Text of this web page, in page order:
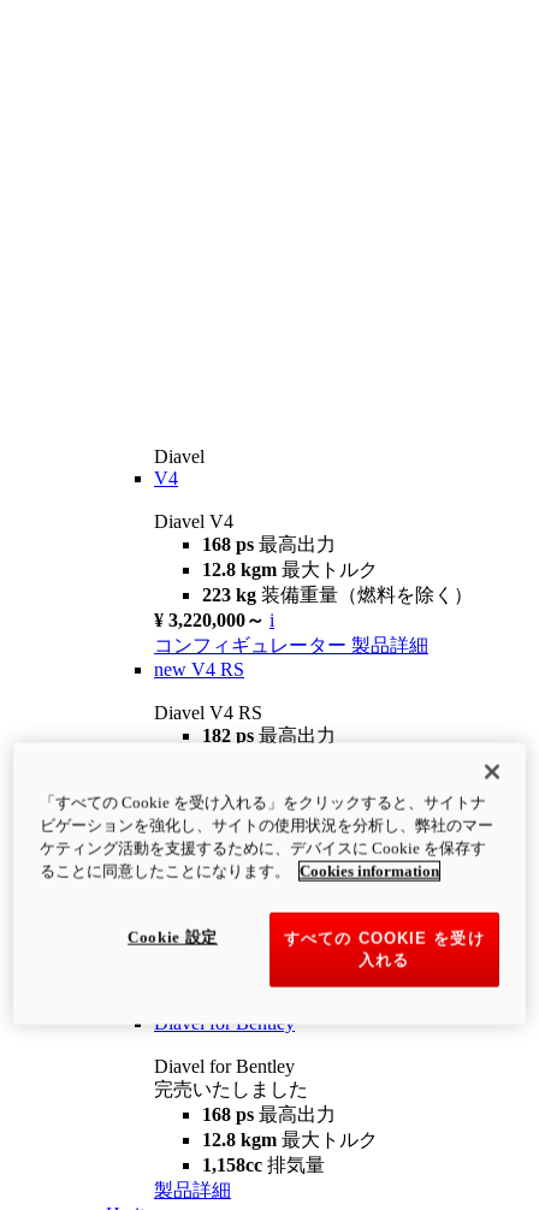
Diavel
V4
Diavel V4
168 ps 最高出力
12.8 kgm 最大トルク
223 kg 装備重量（燃料を除く）
¥ 3,220,000～ i
コンフィギュレーター 製品詳細
new V4 RS
Diavel V4 RS
182 ps 最高出力
¥4,400,000 i
コンフィギュレーター 製品詳細
newV4 RS 100
12.2 kgm
最大トルク
装備重量（燃料を除く）
Diavel for Bentley
Diavel for Bentley
完売いたしました
168 ps 最高出力
12.8 kgm 最大トルク
1,158cc 排気量
製品詳細
「すべての Cookie を受け入れる」をクリックすると、サイトナ
ビゲーションを強化し、サイトの使用状況を分析し、弊社のマー
ケティング活動を支援するために、デバイスに Cookie を保存す
ることに同意したことになります。
Cookies information
すべての COOKIE を受け
入れる
Cookie 設定